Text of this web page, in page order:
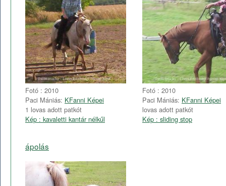
Fotó : 2010
Paci Mániás: KFanni Képei
1 lovas adott patkót
Kép : kavaletti kantár nélkűl
Fotó : 2010
Paci Mániás: KFanni Képei
lovas adott patkót
Kép : sliding stop
ápolás